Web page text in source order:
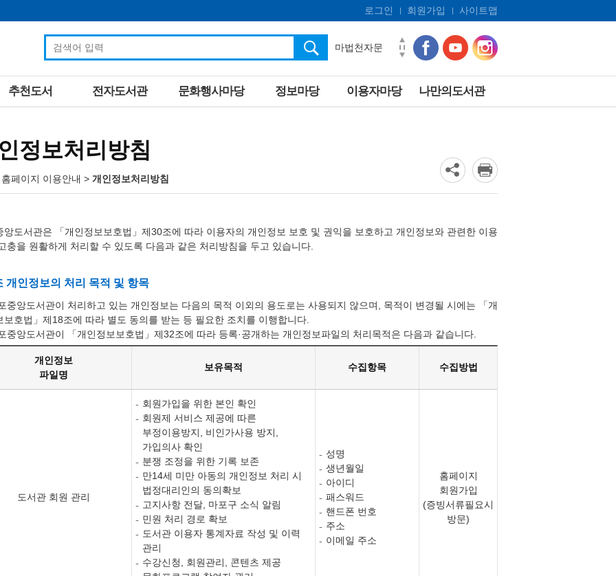
로그인 회원가입 사이트맵
마법천자문
아몬드
전천당
추천도서 전자도서관 문화행사마당 정보마당 이용자마당 나만의도서관
정보처리방침
페이지 이용안내 > 개인정보처리방침
앙도서관은 「개인정보보호법」제30조에 따라 이용자의 개인정보 보호 및 권익을 보호하고 개인정보와 관련한 이용
충을 원활하게 처리할 수 있도록 다음과 같은 처리방침을 두고 있습니다.
개인정보의 처리 목적 및 항목
중앙도서관이 처리하고 있는 개인정보는 다음의 목적 이외의 용도로는 사용되지 않으며, 목적이 변경될 시에는 「개
보호법」제18조에 따라 별도 동의를 받는 등 필요한 조치를 이행합니다.
중앙도서관이 「개인정보보호법」제32조에 따라 등록·공개하는 개인정보파일의 처리목적은 다음과 같습니다.
개인정보
파일명
보유목적 수집항목 수집방법
도서관 회원 관리
회원가입을 위한 본인 확인
회원제 서비스 제공에 따른
부정이용방지, 비인가사용 방지,
가입의사 확인
분쟁 조정을 위한 기록 보존
만14세 미만 아동의 개인정보 처리 시
법정대리인의 동의확보
고지사항 전달, 마포구 소식 알림
민원 처리 경로 확보
도서관 이용자 통계자료 작성 및 이력
관리
수강신청, 회원관리, 콘텐츠 제공
성명
생년월일
아이디
패스워드
핸드폰 번호
주소
이메일 주소
홈페이지
회원가입
(증빙서류필요시
방문)